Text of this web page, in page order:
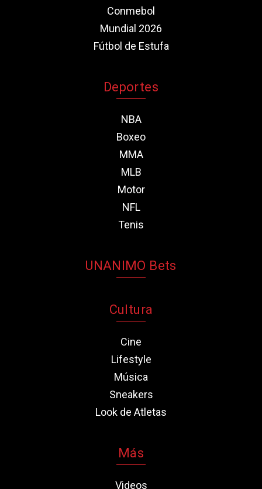
Conmebol
Mundial 2026
Fútbol de Estufa
Deportes
NBA
Boxeo
MMA
MLB
Motor
NFL
Tenis
UNANIMO Bets
Cultura
Cine
Lifestyle
Música
Sneakers
Look de Atletas
Más
Videos